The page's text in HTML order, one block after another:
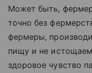
Может быть,
точно без
фермеры,
пищу и не
здоровое чувство